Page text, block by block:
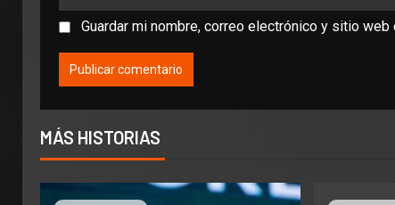
Guardar mi nombre, correo electrónico y sitio
MÁS HISTORIAS